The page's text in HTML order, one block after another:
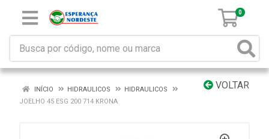
0
VOLTAR
INÍCIO HIDRAULICOS
HIDRAULICOS
JOELHO 45 ESG 200 714 KRONA